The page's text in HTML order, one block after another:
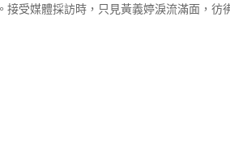
受媒體採訪時，只見黃義婷淚流滿面，彷